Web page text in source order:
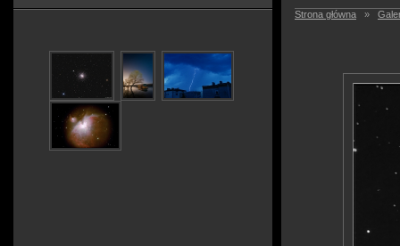
Strona główna »